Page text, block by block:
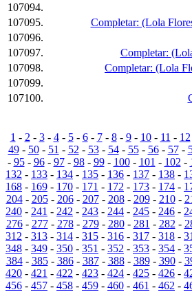
107094.
107095.
Completar: (Lola
107096.
107097.
Completar:
107098.
Completar: (Lola
107099.
107100.
1 - 2 - 3- 4- 5- 6- 7- 8- 9- 10- 11 - 12
49- 50- 51 - 52 - 53- 54- 55- 56- 57-
- 95- 96- 97- 98- 99- 100- 101 - 102 -
132 - 133 - 134 - 135 - 136 - 137 - 138 -
168 - 169 - 170 - 171 - 172 - 173 - 174 -
204- 205- 206- 207- 208- 209- 210-
240 - 241 - 242 - 243 - 244 - 245 - 246 -
276- 277- 278- 279- 280- 281 - 282 -
312 - 313 - 314 - 315 - 316 - 317 - 318 -
348 - 349 - 350 - 351 - 352 - 353 - 354 -
384- 385- 386- 387- 388- 389- 390-
420 - 421 - 422 - 423 - 424 - 425 - 426 -
456 - 457 - 458 - 459 - 460 - 461 - 462 -